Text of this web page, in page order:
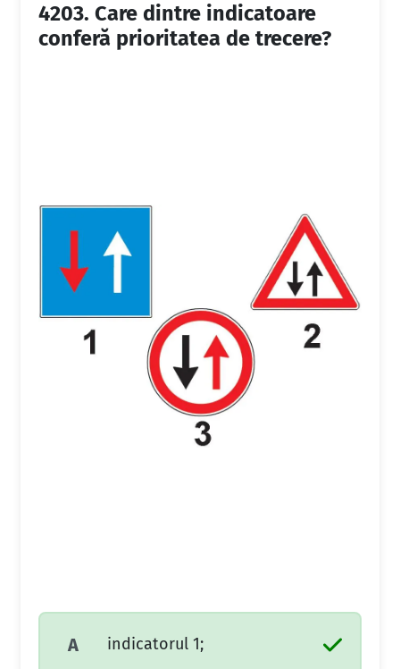
4203. Care dintre indicatoare
conferă prioritatea de trecere?
A indicatorul 1;